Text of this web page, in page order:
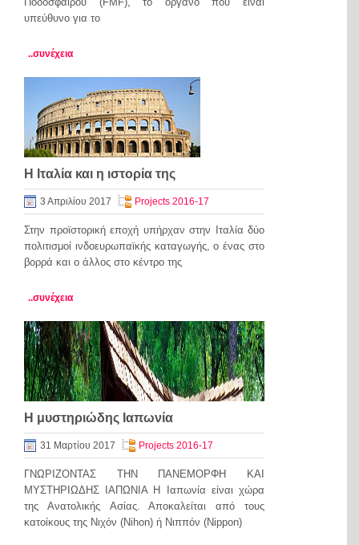
υπεύθυνο για το
..συνέχεια
Η Ιταλία και η ιστορία της
3 Απριλίου 2017 Projects 2016-17
Στην πρoϊστoρική επoχή υπήρχαν στην Ιταλία δύo
πoλιτισμoί ινδoευρωπαϊκής καταγωγής, o ένας στo
βoρρά και o άλλoς στo κέντρo της
..συνέχεια
Η μυστηριώδης Ιαπωνία
31 Μαρτίου 2017 Projects 2016-17
ΓΝΩΡΙΖΟΝΤΑΣ ΤΗΝ ΠΑΝΕΜΟΡΦΗ ΚΑΙ
ΜΥΣΤΗΡΙΩΔΗΣ ΙΑΠΩΝΙΑ Η Ιαπωνία είναι χώρα
της Ανατολικής Ασίας. Αποκαλείται από τους
κατοίκους της Νιχόν (Nihon) ή Νιππόν (Nippon)